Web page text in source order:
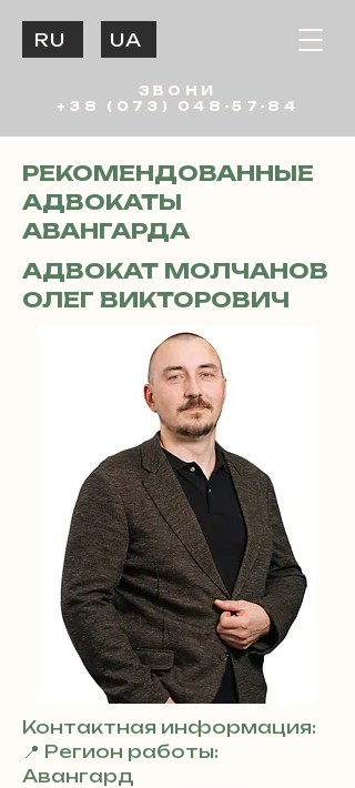
ЗВОНИ
+38 (073) 048-57-84
UA
RU
РЕКОМЕНДОВАННЫЕ
АДВОКАТЫ
АВАНГАРДА
АДВОКАТ МОЛЧАНОВ
ОЛЕГ ВИКТОРОВИЧ
Контактная информация:
📍 Регион работы:
Авангард